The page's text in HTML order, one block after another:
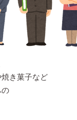
き菓子など
の